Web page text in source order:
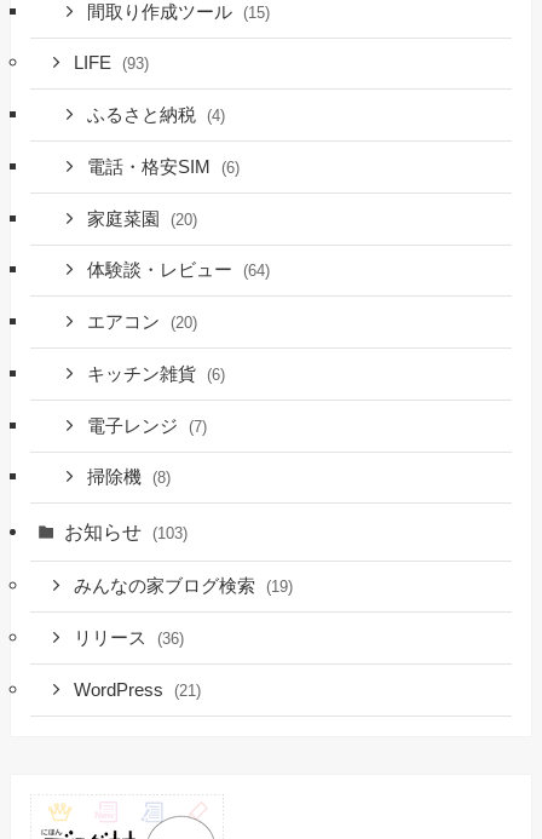
間取り作成ツール (15)
LIFE (93)
ふるさと納税 (4)
電話・格安SIM (6)
家庭菜園 (20)
体験談・レビュー (64)
エアコン (20)
キッチン雑貨 (6)
電子レンジ (7)
掃除機 (8)
お知らせ (103)
みんなの家ブログ検索 (19)
リリース (36)
WordPress (21)